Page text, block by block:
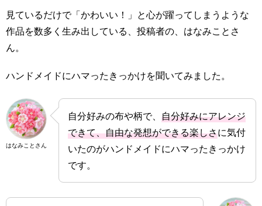
見ているだけで「かわいい！」と心が躍ってしまうような
作品を数多く生み出している、投稿者の、はなみことさ
ん。
ハンドメイドにハマったきっかけを聞いてみました。
はなみことさん
自分好みの布や柄で、 自分好みにアレンジ
できて、自由な発想ができる楽しさに気付
いたのがハンドメイドにハマったきっかけ
です。